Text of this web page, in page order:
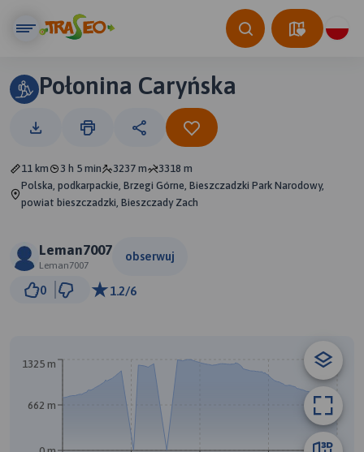
Połonina Caryńska
11 km 3 h 5 min 3237 m
3318 m
Polska, podkarpackie, Brzegi Górne, Bieszczadzki Park Narodowy,
powiat bieszczadzki, Bieszczady Zach
Leman7007
Leman7007
obserwuj
0 1.2/6
662 m
1325 m